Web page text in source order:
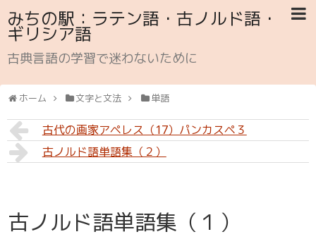
みちの駅：ラテン語・古ノルド語・
ギリシア語
古典言語の学習で迷わないために
ホーム 文字と文法 単語
古代の画家アペレス（17）パンカスペ３
古ノルド語単語集（２）
古ノルド語単語集（１）